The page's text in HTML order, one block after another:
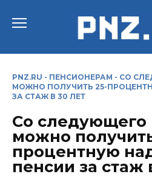
PNZ.RU - ПЕНСИОНЕРАМ - СО
МОЖНО ПОЛУЧИТЬ 25-
ЗА СТАЖ В 30 ЛЕТ
Со следующего
можно
процентную
пенсии за стаж